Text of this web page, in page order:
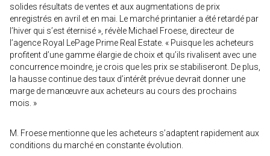
solides résultats de ventes et aux augmentations de prix
enregistrés en avril et en mai. Le marché printanier a été retardé par
l’hiver qui s’est éternisé », révèle Michael Froese, directeur de
l’agence Royal LePage Prime Real Estate. « Puisque les acheteurs
profitent d’une gamme élargie de choix et qu’ils rivalisent avec une
concurrence moindre, je crois que les prix se stabiliseront. De plus,
la hausse continue des taux d’intérêt prévue devrait donner une
marge de manœuvre aux acheteurs au cours des prochains
mois. »
M. Froese mentionne que les acheteurs s’adaptent rapidement aux
conditions du marché en constante évolution.